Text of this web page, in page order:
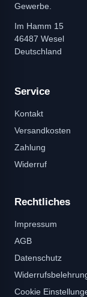
Gewerbe.
Im Hamm 15
46487 Wesel
Deutschland
Service
Kontakt
Versandkosten
Zahlung
Widerruf
Rechtliches
Impressum
AGB
Datenschutz
Cookie